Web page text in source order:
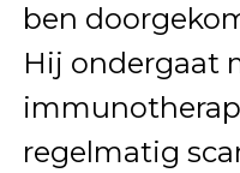
ben
Hij ondergaat
regelmatig